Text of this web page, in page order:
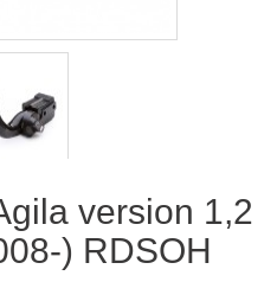
version 1,2
) RDSOH